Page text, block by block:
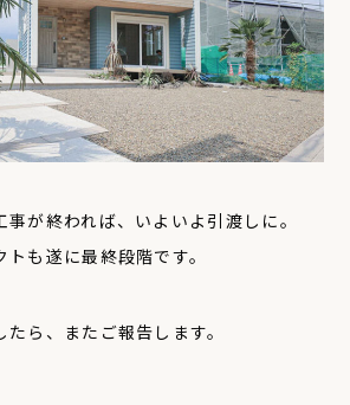
が終われば、いよいよ引渡しに。
も遂に最終段階です。
ら、またご報告します。